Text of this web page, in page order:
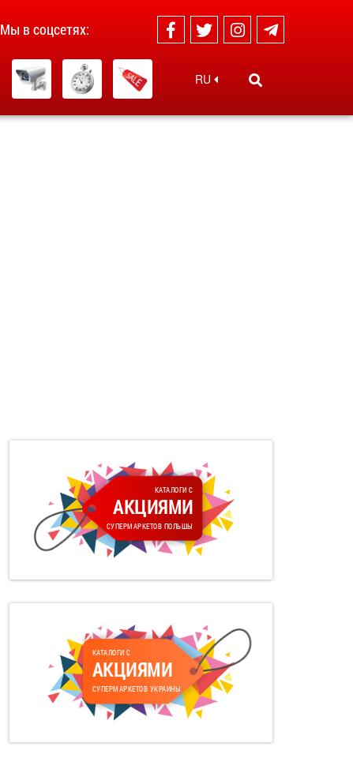
Мы в соцсетях:
RU
КАТАЛОГИ С
АКЦИЯМИ
СУПЕРМАРКЕТОВ ПОЛЬШЫ
КАТАЛОГИ С
АКЦИЯМИ
СУПЕРМАРКЕТОВ УКРАИНЫ